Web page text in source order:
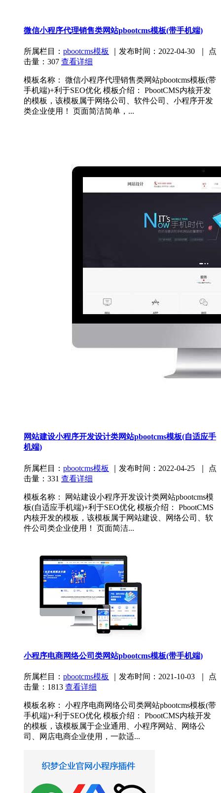
微信小程序代理销售类网站pbootcms模板(带手机端)
所属栏目： pbootcms模板
｜发布时间：2022-04-30 ｜ 点
击量：307 查看详细
模板名称： 微信小程序代理销售类网站pbootcms模板(带
手机端)+利于SEO优化 模板介绍： PbootCMS内核开发
的模板，该模板属于网络公司、软件公司、小程序开发
类企业使用！ 页面简洁简单，...
网站建设小程序开发设计类网站pbootcms模板(自适应手
机端)
所属栏目： pbootcms模板
｜发布时间：2022-04-25 ｜ 点
击量：331 查看详细
模板名称： 网站建设小程序开发设计类网站pbootcms模
板(自适应手机端)+利于SEO优化 模板介绍： PbootCMS
内核开发的模板，该模板属于网站建设、网络公司、软
件公司类企业使用！ 页面简洁...
小程序电商网络公司类网站pbootcms模板(带手机端)
所属栏目： pbootcms模板
｜发布时间：2021-10-03 ｜ 点
击量：1813 查看详细
模板名称： 小程序电商网络公司类网站pbootcms模板(带
手机端)+利于SEO优化 模板介绍： PbootCMS内核开发
的模板，该模板属于企业通用、小程序网站、网络公
司、网店电商企业使用，一款适...